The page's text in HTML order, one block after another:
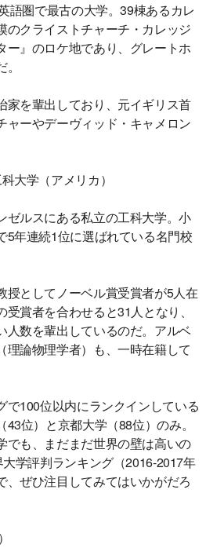
語圏で最古の大学。39棟あるカレ
のクライストチャーチ・カレッジ
ー』のロケ地であり、グレートホ
を輩出しており、元イギリス首
ャーやデーヴィッド・キャメロン
大学（アメリカ）
ルスにある私立の工科大学。小
5年連続1位に選ばれている名門校
としてノーベル賞受賞者が5人在
賞者を合わせると31人となり、
人数を輩出しているのだ。アルベ
理論物理学者）も、一時在籍して
100位以内にランクインしている
位）と京都大学（88位）のみ。
でも、まだまだ世界の壁は高いの
学評判ランキング（2016‐2017年
、ぜひ注目してみてはいかがだろ